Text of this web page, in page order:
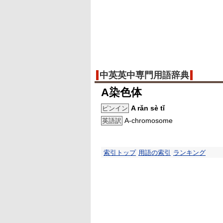
中英英中専門用語辞典
A染色体
ピンイン A rǎn sè tǐ
英語訳 A-chromosome
索引トップ 用語の索引 ランキング